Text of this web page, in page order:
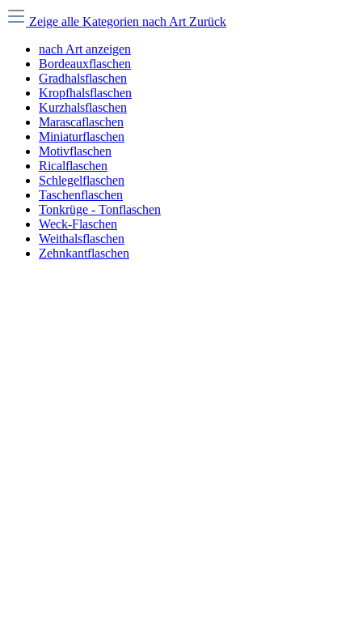
Zeige alle Kategorien nach Art Zurück
nach Art anzeigen
Bordeauxflaschen
Gradhalsflaschen
Kropfhalsflaschen
Kurzhalsflaschen
Marascaflaschen
Miniaturflaschen
Motivflaschen
Ricalflaschen
Schlegelflaschen
Taschenflaschen
Tonkrüge - Tonflaschen
Weck-Flaschen
Weithalsflaschen
Zehnkantflaschen